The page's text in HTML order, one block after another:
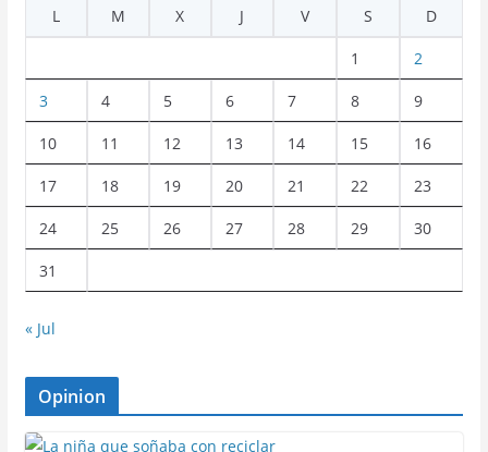
L
M X J V S D
1 2
3 4 5 6 7 8 9
10 11 12 13 14 15 16
17 18 19 20 21 22 23
24 25 26 27 28 29 30
31
« Jul
Opinion